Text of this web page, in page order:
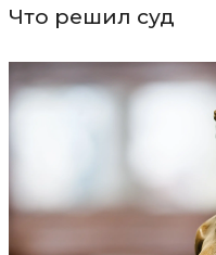
Что решил суд